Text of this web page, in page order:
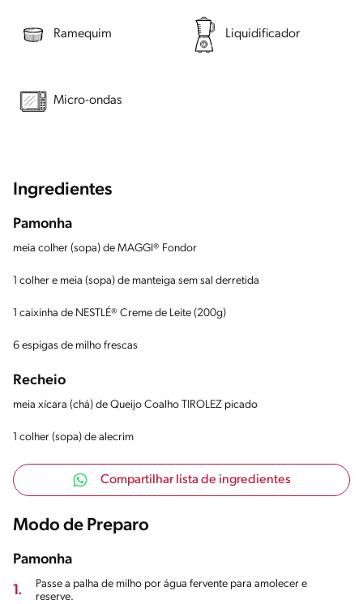
Ramequim Liquidificador
Micro-ondas
Ingredientes
Pamonha
meia colher (sopa) de MAGGI® Fondor
1 colher e meia (sopa) de manteiga sem sal derretida
1 caixinha de NESTLÉ® Creme de Leite (200g)
6 espigas de milho frescas
Recheio
meia xícara (chá) de Queijo Coalho TIROLEZ picado
1 colher (sopa) de alecrim
Compartilhar lista de ingredientes
Modo de Preparo
Pamonha
1.
Passe a palha de milho por água fervente para amolecer e
reserve.